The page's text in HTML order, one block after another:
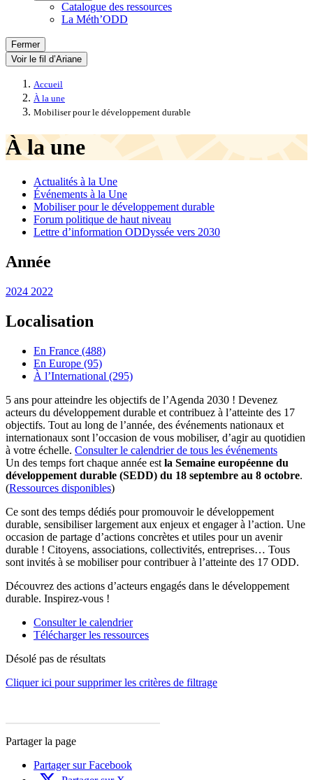
Catalogue des ressources
La Méth’ODD
Fermer
Voir le fil d’Ariane
Accueil
À la une
Mobiliser pour le développement durable
À la une
Actualités à la Une
Événements à la Une
Mobiliser pour le développement durable
Forum politique de haut niveau
Lettre d’information ODDyssée vers 2030
Année
2024 2022
Localisation
En France (488)
En Europe (95)
À l’International (295)
5 ans pour atteindre les objectifs de l’Agenda 2030 ! Devenez
acteurs du développement durable et contribuez à l’atteinte des 17
objectifs. Tout au long de l’année, des événements nationaux et
internationaux sont l’occasion de vous mobiliser, d’agir au quotidien
à votre échelle. Consulter le calendrier de tous les événements
Un des temps fort chaque année est la Semaine européenne du
développement durable (SEDD) du 18 septembre au 8 octobre.
(Ressources disponibles)
Ce sont des temps dédiés pour promouvoir le développement
durable, sensibiliser largement aux enjeux et engager à l’action. Une
occasion de partage d’actions concrètes et utiles pour un avenir
durable ! Citoyens, associations, collectivités, entreprises… Tous
sont invités à se mobiliser pour contribuer à l’atteinte des 17 ODD.
Découvrez des actions d’acteurs engagés dans le développement
durable. Inspirez-vous !
Consulter le calendrier
Télécharger les ressources
Désolé pas de résultats
Cliquer ici pour supprimer les critères de filtrage
Partager la page
Partager sur Facebook